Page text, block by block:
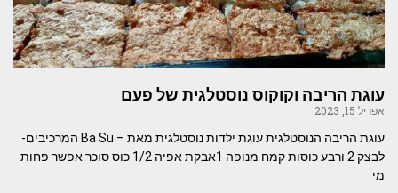
עוגת הריבה וקוקוס נוסטלגית של פעם
אפריל 15, 2023
עוגת הריבה הנוסטלגית עוגת ילדות נוסטלגית מאת – Ba Su המרכיבים-
לבצק 2 ורבע כוסות קמח מנופה 1אבקת אפיה 1/2 כוס סוכר אפשר פחות
מי